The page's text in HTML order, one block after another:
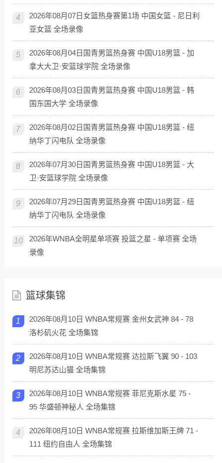
4
2026年08月07日女篮热身赛第1场 中国女篮 - 尼日利
亚女篮 全场录像
5
2026年08月04日国青男篮热身赛 中国U18男篮 - 加
拿大大卫·安篮球学院 全场录像
6
2026年08月03日国青男篮热身赛 中国U18男篮 - 韩
国东国大学 全场录像
7
2026年08月02日国青男篮热身赛 中国U18男篮 - 纽
纳华丁闪电队 全场录像
8
2026年07月30日国青男篮热身赛 中国U18男篮 - 大
卫·安篮球学院 全场录像
9
2026年07月29日国青男篮热身赛 中国U18男篮 - 纽
纳华丁闪电队 全场录像
10
2026年WNBA全明星单项赛 投篮之星 - 单项赛 全场
录像
篮球集锦
1
2026年08月10日 WNBA常规赛 金州女武神 84 - 78
洛杉矶火花 全场集锦
2
2026年08月10日 WNBA常规赛 达拉斯飞翼 90 - 103
明尼苏达山猫 全场集锦
3
2026年08月10日 WNBA常规赛 菲尼克斯水星 75 -
95 华盛顿神秘人 全场集锦
4
2026年08月10日 WNBA常规赛 拉斯维加斯王牌 71 -
111 纽约自由人 全场集锦